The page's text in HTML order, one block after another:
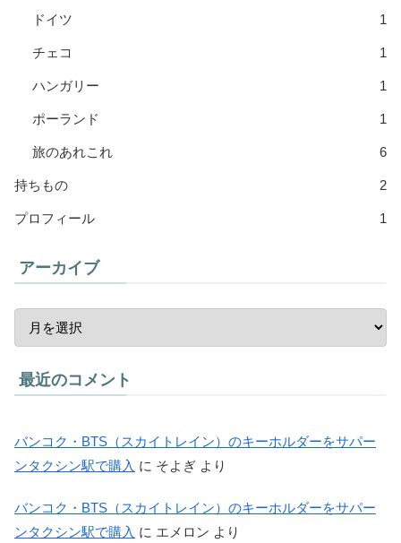
ドイツ 1
チェコ 1
ハンガリー 1
ポーランド 1
旅のあれこれ 6
持ちもの 2
プロフィール 1
アーカイブ
最近のコメント
バンコク・BTS（スカイトレイン）のキーホルダーをサパー
ンタクシン駅で購入 に そよぎ より
バンコク・BTS（スカイトレイン）のキーホルダーをサパー
ンタクシン駅で購入 に エメロン より